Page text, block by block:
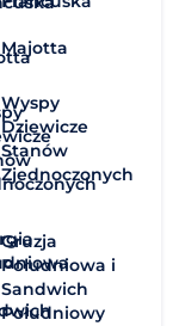
Majotta
Wyspy
Dziewicze
Stanów
Zjednoczonych
Gruzja
Południowa i
Sandwich
Południowy